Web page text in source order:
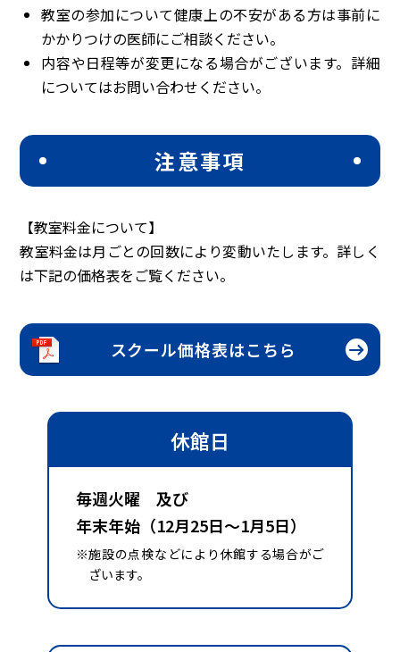
教室の参加について健康上の不安がある方は事前に
かかりつけの医師にご相談ください。
内容や日程等が変更になる場合がございます。詳細
についてはお問い合わせください。
注意事項
【教室料金について】
教室料金は月ごとの回数により変動いたします。詳しく
は下記の価格表をご覧ください。
スクール価格表はこちら arrow_right_alt
休館日
毎週火曜 及び
年末年始（12月25日～1月5日）
※施設の点検などにより休館する場合がご
ざいます。